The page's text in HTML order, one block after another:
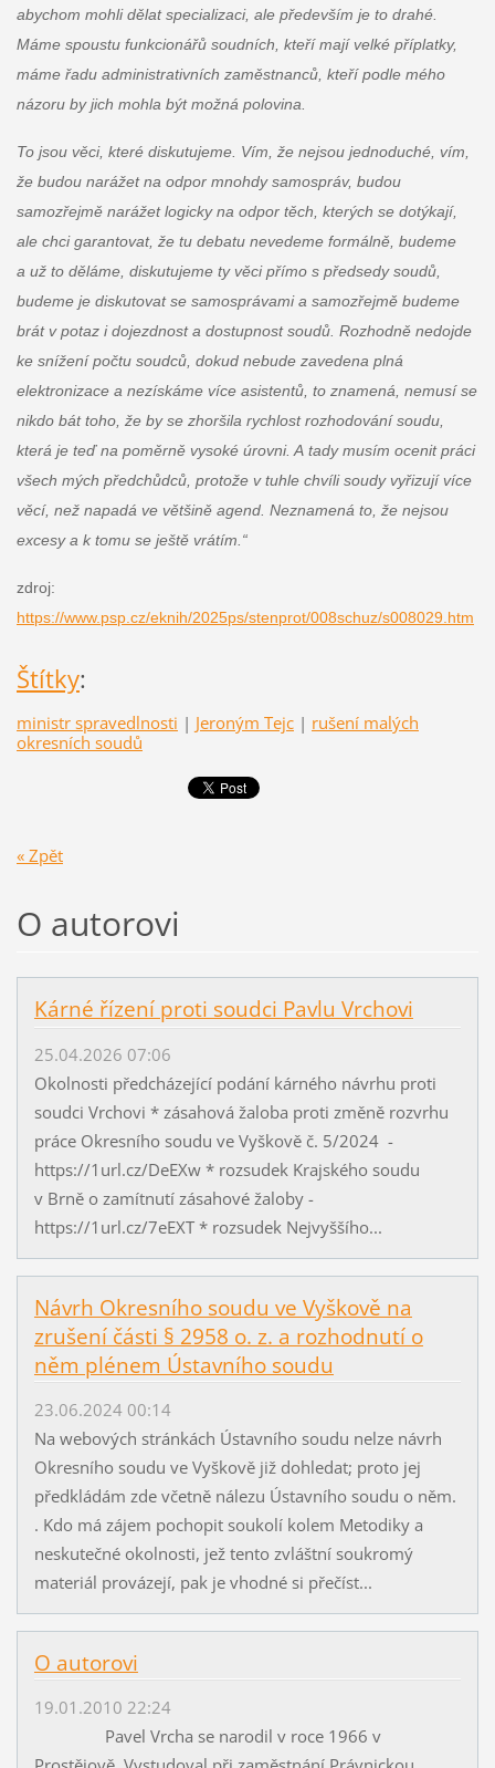
abychom mohli dělat specializaci, ale především je to drahé.
Máme spoustu funkcionářů soudních, kteří mají velké příplatky,
máme řadu administrativních zaměstnanců, kteří podle mého
názoru by jich mohla být možná polovina.
To jsou věci, které diskutujeme. Vím, že nejsou jednoduché, vím,
že budou narážet na odpor mnohdy samospráv, budou
samozřejmě narážet logicky na odpor těch, kterých se dotýkají,
ale chci garantovat, že tu debatu nevedeme formálně, budeme
a už to děláme, diskutujeme ty věci přímo s předsedy soudů,
budeme je diskutovat se samosprávami a samozřejmě budeme
brát v potaz i dojezdnost a dostupnost soudů. Rozhodně nedojde
ke snížení počtu soudců, dokud nebude zavedena plná
elektronizace a nezískáme více asistentů, to znamená, nemusí se
nikdo bát toho, že by se zhoršila rychlost rozhodování soudu,
která je teď na poměrně vysoké úrovni. A tady musím ocenit práci
všech mých předchůdců, protože v tuhle chvíli soudy vyřizují více
věcí, než napadá ve většině agend. Neznamená to, že nejsou
excesy a k tomu se ještě vrátím.“
zdroj:
https://www.psp.cz/eknih/2025ps/stenprot/008schuz/s008029.htm
Štítky:
ministr spravedlnosti | Jeroným Tejc | rušení malých
okresních soudů
« Zpět
O autorovi
Kárné řízení proti soudci Pavlu Vrchovi
25.04.2026 07:06
Okolnosti předcházející podání kárného návrhu proti
soudci Vrchovi * zásahová žaloba proti změně rozvrhu
práce Okresního soudu ve Vyškově č. 5/2024 -
https://1url.cz/DeEXw * rozsudek Krajského soudu
v Brně o zamítnutí zásahové žaloby -
https://1url.cz/7eEXT * rozsudek Nejvyššího...
Návrh Okresního soudu ve Vyškově na
zrušení části § 2958 o. z. a rozhodnutí o
něm plénem Ústavního soudu
23.06.2024 00:14
Na webových stránkách Ústavního soudu nelze návrh
Okresního soudu ve Vyškově již dohledat; proto jej
předkládám zde včetně nálezu Ústavního soudu o něm.
. Kdo má zájem pochopit soukolí kolem Metodiky a
neskutečné okolnosti, jež tento zvláštní soukromý
materiál provázejí, pak je vhodné si přečíst...
O autorovi
19.01.2010 22:24
Pavel Vrcha se narodil v roce 1966 v